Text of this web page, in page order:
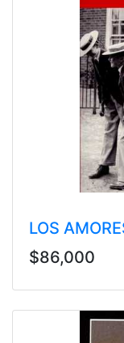
LOS
$86,000